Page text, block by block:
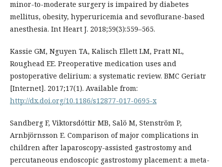
minor-to-moderate surgery is impaired by diabetes
mellitus, obesity, hyperuricemia and sevoflurane-based
anesthesia. Int Heart J. 2018;59(3):559–565.
Kassie GM, Nguyen TA, Kalisch Ellett LM, Pratt NL,
Roughead EE. Preoperative medication uses and
postoperative delirium: a systematic review. BMC Geriatr
[Internet]. 2017;17(1). Available from:
http://dx.doi.org/10.1186/s12877-017-0695-x
Sandberg F, Viktorsdóttir MB, Salö M, Stenström P,
Arnbjörnsson E. Comparison of major complications in
children after laparoscopy-assisted gastrostomy and
percutaneous endoscopic gastrostomy placement: a meta-